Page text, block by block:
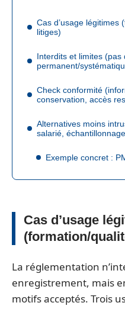
Cas d’usage légitimes
litiges)
Interdits et limites (pas
permanent/
Check conformité
conservation, accès
Alternatives moins
salarié,
Exemple concret :
Cas d’usage
(formation/
La réglementation
enregistrement, mais
motifs acceptés. Trois